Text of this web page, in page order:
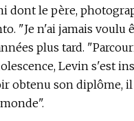
dont le père,
"Je n'ai jamais
plus tard.
Levin s'est
obtenu son diplôme,